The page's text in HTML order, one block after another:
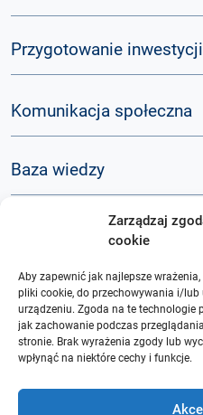
Zarządzaj
cookie
Aby zapewnić jak najlepsze
pliki cookie, do przechowywania i/
urządzeniu. Zgoda na te technologie
jak zachowanie podczas
stronie. Brak wyrażenia zgody lub
wpłynąć na niektóre cechy i funkcje.
Przygotowanie inwestycji
Komunikacja społeczna
Baza wiedzy
O nas